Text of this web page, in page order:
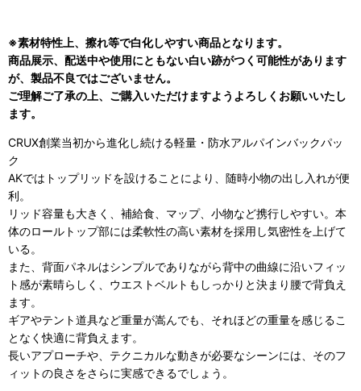
※素材特性上、擦れ等で白化しやすい商品となります。
商品展示、配送中や使用にともない白い跡がつく可能性があります
が、製品不良ではございません。
ご理解ご了承の上、ご購入いただけますようよろしくお願いいたし
ます。
CRUX創業当初から進化し続ける軽量・防水アルパインバックパッ
ク
AKではトップリッドを設けることにより、随時小物の出し入れが便
利。
リッド容量も大きく、補給食、マップ、小物など携行しやすい。本
体のロールトップ部には柔軟性の高い素材を採用し気密性を上げて
いる。
また、背面パネルはシンプルでありながら背中の曲線に沿いフィッ
ト感が素晴らしく、ウエストベルトもしっかりと決まり腰で背負え
ます。
ギアやテント道具など重量が嵩んでも、それほどの重量を感じるこ
となく快適に背負えます。
長いアプローチや、テクニカルな動きが必要なシーンには、そのフ
ィットの良さをさらに実感できるでしょう。